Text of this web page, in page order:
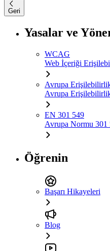
Geri
Yasalar ve
WCAG
Web İçeriği
Avrupa Erişilebilirlik
Avrupa
EN 301 549
Avrupa Normu 301
Öğrenin
Başarı Hikayeleri
Blog